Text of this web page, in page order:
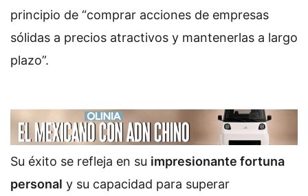
principio de “comprar acciones de empresas
sólidas a precios atractivos y mantenerlas a largo
plazo”.
Su éxito se refleja en su impresionante fortuna
personal y su capacidad para superar